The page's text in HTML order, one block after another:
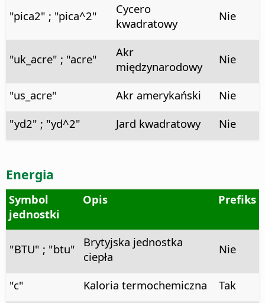
"pica2" ; "pica^2"
Cycero
kwadratowy
Nie
"uk_acre" ; "acre"
Akr
międzynarodowy
Nie
"us_acre" Akr amerykański
Nie
"yd2" ; "yd^2"
Jard kwadratowy Nie
Energia
Symbol
jednostki
Opis Prefiks
"BTU" ; "btu"
Brytyjska jednostka
ciepła
Nie
"c" Kaloria termochemiczna Tak